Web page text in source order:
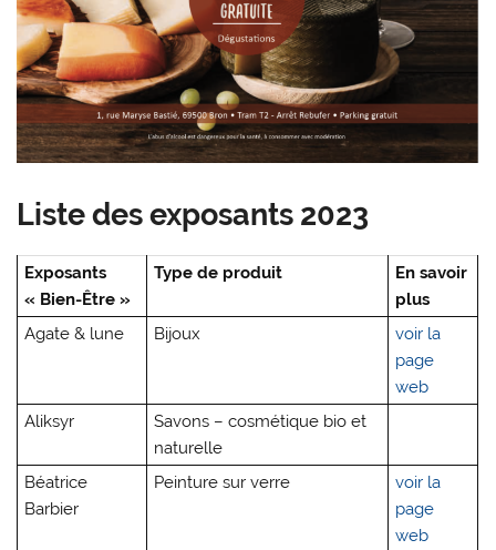
Liste des exposants 2023
Exposants
« Bien-Être »
Type de produit
En savoir
plus
Agate & lune
Bijoux
voir la
page
web
Aliksyr
Savons – cosmétique bio et
naturelle
Béatrice
Barbier
Peinture sur verre
voir la
page
web